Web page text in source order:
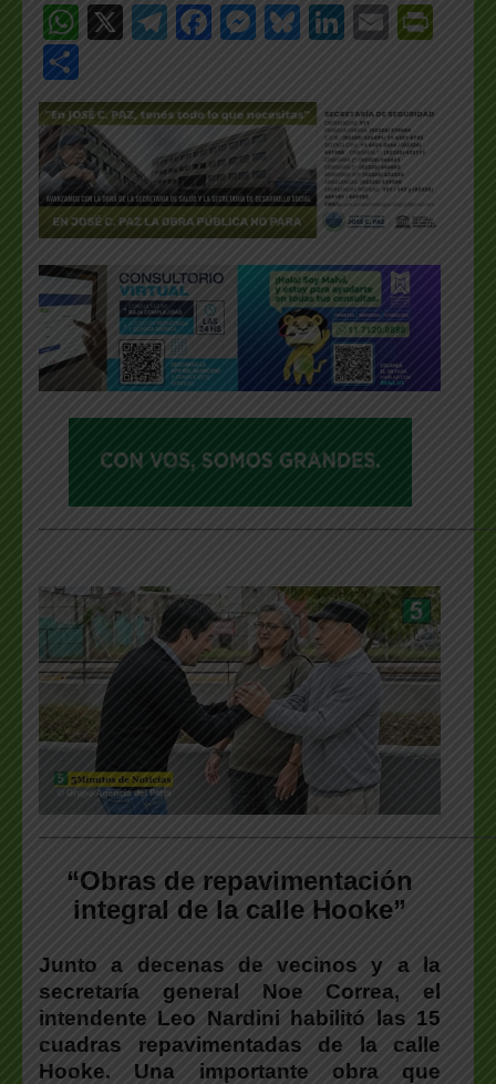
WhatsApp
X Telegram
Facebook
Messenger
Bluesky
LinkedIn
Email
“Obras de repavimentación
integral de la calle Hooke”
Junto a decenas de vecinos y a la
secretaría general Noe Correa, el
intendente Leo Nardini habilitó las 15
cuadras repavimentadas de la calle
Hooke. Una importante obra que